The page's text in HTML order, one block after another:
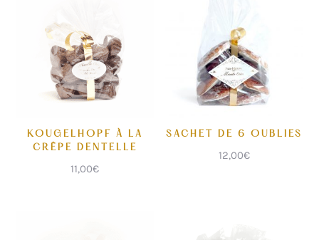
KOUGELHOPF À LA
CRÊPE DENTELLE
11,00€
SACHET DE 6 OUBLIES
12,00€